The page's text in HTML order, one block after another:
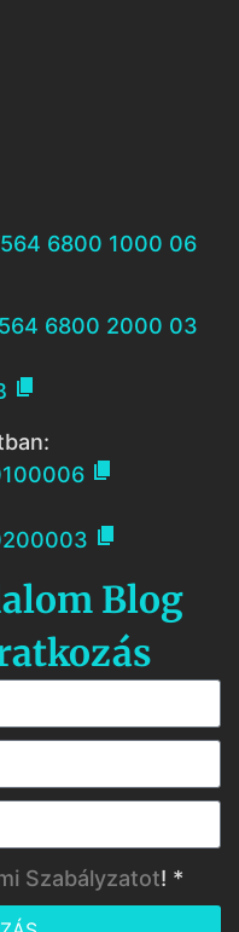
6800 1000 06
6800 2000 03



Blog
Szabályzatot! *